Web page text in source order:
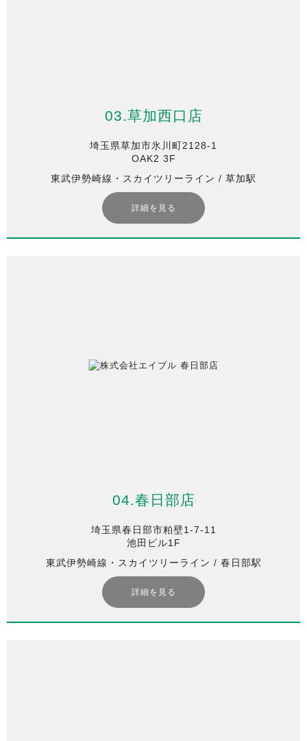
03.草加西口店
埼玉県草加市氷川町2128-1
OAK2 3F
東武伊勢崎線・スカイツリーライン / 草加駅
詳細を見る
04.春日部店
埼玉県春日部市粕壁1-7-11
池田ビル1F
東武伊勢崎線・スカイツリーライン / 春日部駅
詳細を見る